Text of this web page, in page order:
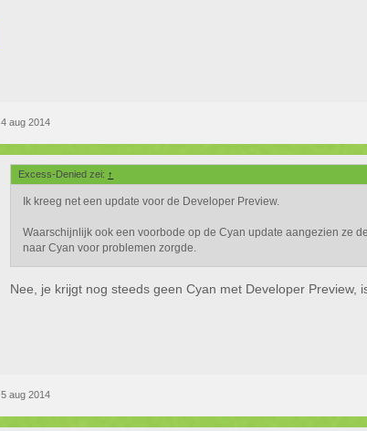
4 aug 2014
Excess-Denied zei: ↑
Ik kreeg net een update voor de Developer Preview.
Waarschijnlijk ook een voorbode op de Cyan update aangezien ze
naar Cyan voor problemen zorgde.
Nee, je krijgt nog steeds geen Cyan met Developer Preview,
5 aug 2014